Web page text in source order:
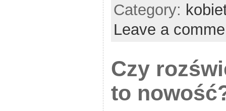
Category:
Leave a
Czy
to